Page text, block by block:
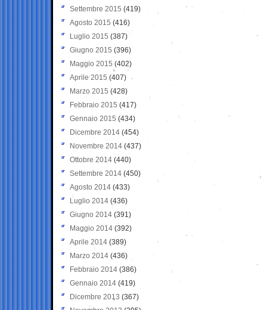
Settembre 2015 (419)
Agosto 2015 (416)
Luglio 2015 (387)
Giugno 2015 (396)
Maggio 2015 (402)
Aprile 2015 (407)
Marzo 2015 (428)
Febbraio 2015 (417)
Gennaio 2015 (434)
Dicembre 2014 (454)
Novembre 2014 (437)
Ottobre 2014 (440)
Settembre 2014 (450)
Agosto 2014 (433)
Luglio 2014 (436)
Giugno 2014 (391)
Maggio 2014 (392)
Aprile 2014 (389)
Marzo 2014 (436)
Febbraio 2014 (386)
Gennaio 2014 (419)
Dicembre 2013 (367)